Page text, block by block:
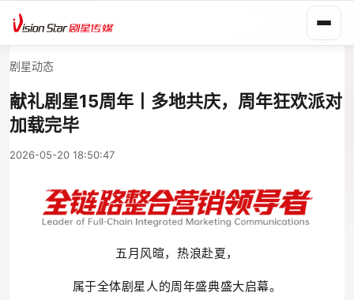
剧星动态
献礼剧星15周年丨多地共庆，周年狂欢派对
加载完毕
2026-05-20 18:50:47
五月风暄，热浪赴夏，
属于全体剧星人的周年盛典盛大启幕。